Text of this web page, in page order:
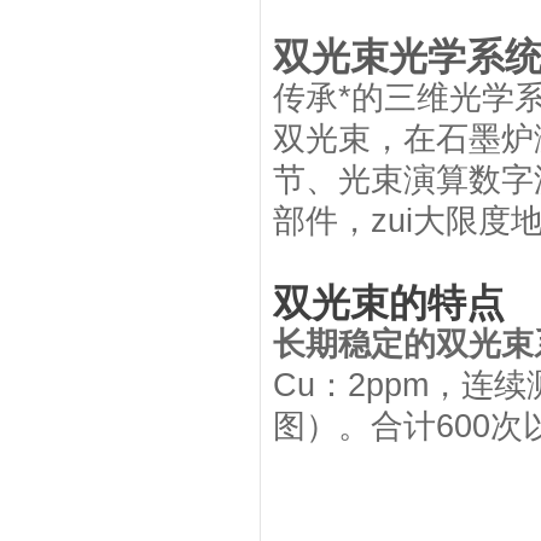
双光束光学系
传承*的三维光学
双光束，在石墨
节、光束演算数
部件，zui大限度
双光束的特点
长期稳定的双光
Cu：2ppm，连续
图）。合计600次